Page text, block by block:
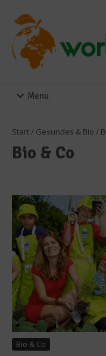
Menu
Start/ Gesundes & Bio /
Bio & Co
Bio & Co